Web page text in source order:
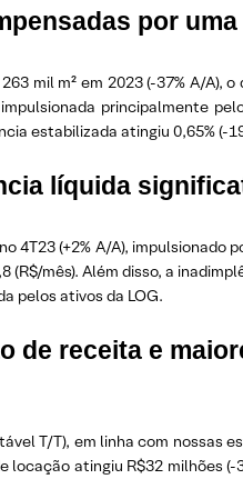
por
mil m² em 2023 (-37% A/
principalmente
estabilizada atingiu 0,65%
líquida
4T23 (+2% A/A),
mês). Além disso, a
pelos ativos da LOG.
de receita e
T/T), em linha com nossas
atingiu R$32 milhões